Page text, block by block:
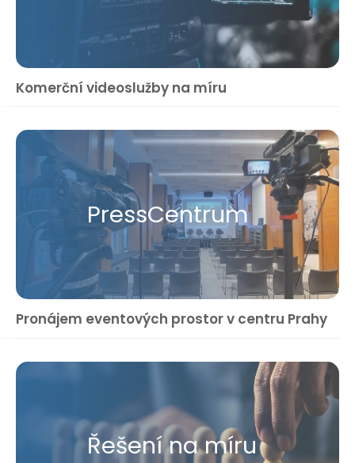
Komerční videoslužby na míru
Press​Centrum
Pronájem eventových prostor v centru Prahy
Řešení na míru